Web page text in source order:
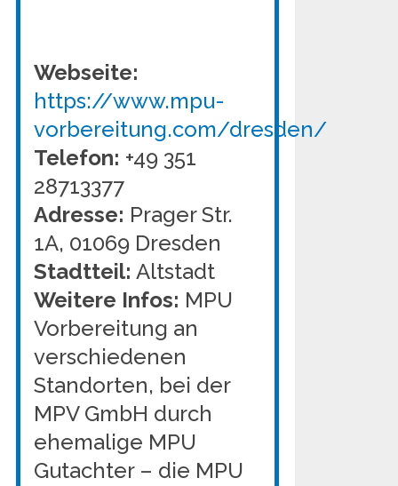
Webseite:
https://www.mpu-
vorbereitung.com/dresden/
Telefon: +49 351
28713377
Adresse: Prager Str.
1A, 01069 Dresden
Stadtteil: Altstadt
Weitere Infos: MPU
Vorbereitung an
verschiedenen
Standorten, bei der
MPV GmbH durch
ehemalige MPU
Gutachter – die MPU